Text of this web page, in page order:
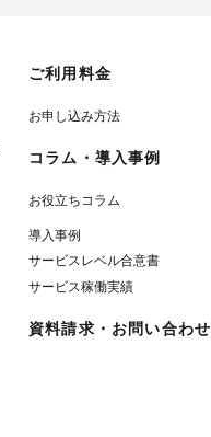
ご利用料金
お申し込み方法
コラム・導入事例
お役立ちコラム
導入事例
サービスレベル合意書
サービス稼働実績
資料請求・お問い合わせ